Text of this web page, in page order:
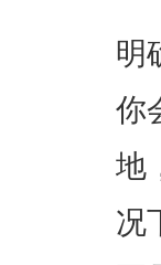
明
你
地
况